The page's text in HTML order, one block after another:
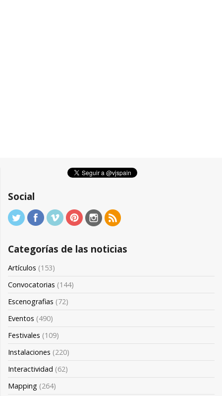
Social
Categorías de las noticias
Artículos (153)
Convocatorias (144)
Escenografias (72)
Eventos (490)
Festivales (109)
Instalaciones (220)
Interactividad (62)
Mapping (264)